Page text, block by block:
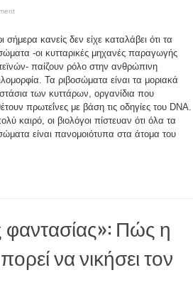
σήμερα κανείς δεν είχε καταλάβει ότι τα
-οι κυτταρικές μηχανές παραγωγής
παίζουν ρόλο στην ανθρώπινη
Τα ριβοσώματα είναι τα μοριακά
των κυττάρων, οργανίδια που
πρωτεΐνες με βάση τις οδηγίες του DNA.
καιρό, οι βιολόγοι πίστευαν ότι όλα τα
είναι πανομοιότυπα στα άτομα του
φαντασίας»: Πώς η
να νικήσει τον